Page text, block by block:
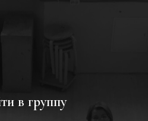
в группу